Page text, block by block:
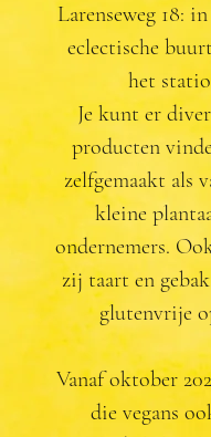
Larenseweg 18:
eclectische
het
Je kunt er
producten
zelfgemaakt als
kleine
ondernemers.
zij taart en
glutenvrije
Vanaf oktober
die vegans